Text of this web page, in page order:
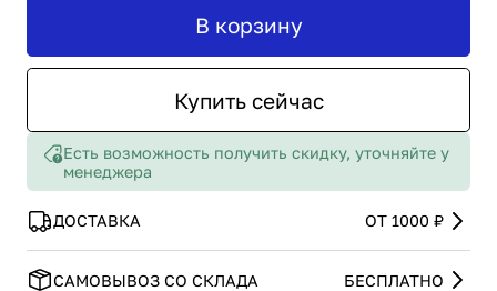
Купить сейчас
В корзину
Есть возможность получить скидку, уточняйте у
менеджера
ДОСТАВКА ОТ 1000 ₽
САМОВЫВОЗ СО СКЛАДА БЕСПЛАТНО